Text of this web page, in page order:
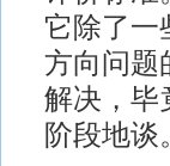
它除了一
方向问题
解决，毕
阶段地谈